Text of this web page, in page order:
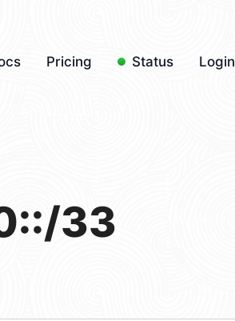
Pricing Status Login
33